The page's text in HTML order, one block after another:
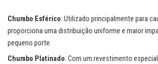
Chumbo Esférico: Utilizado principalmente para
proporciona uma distribuição uniforme e maior
pequeno porte.
Chumbo Platinado: Com um revestimento